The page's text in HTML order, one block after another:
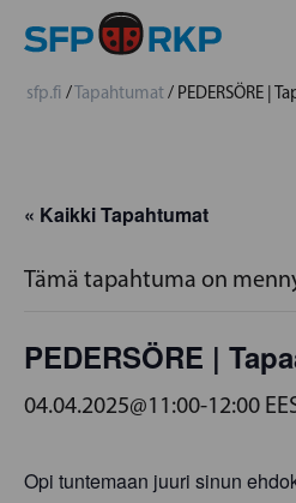
sfp.fi /Tapahtumat/ PEDERSÖRE |
« Kaikki Tapahtumat
Tämä tapahtuma on
PEDERSÖRE |
04.04.2025@11:00-12:00
Opi tuntemaan juuri sinun